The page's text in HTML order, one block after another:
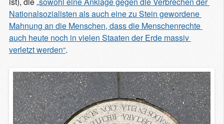
Nationalsozialisten als auch eine zu Stein gewordene
Mahnung an die Menschen, dass die Menschenrechte
auch heute noch in vielen Staaten der Erde massiv
verletzt werden“.